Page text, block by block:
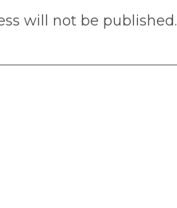
will not be published.